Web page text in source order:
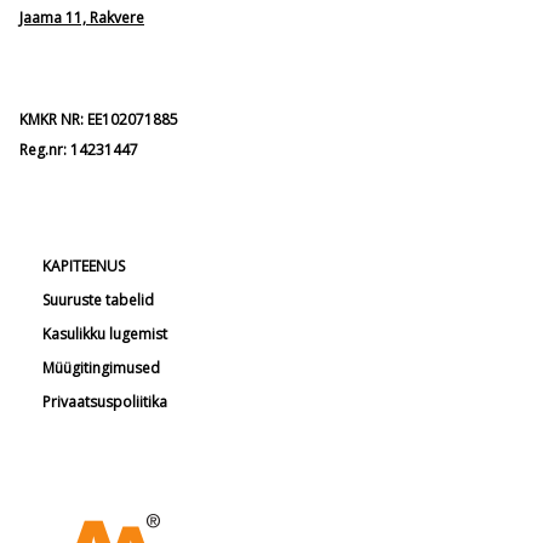
Jaama 11, Rakvere
KMKR NR: EE102071885
Reg.nr: 14231447
KAPITEENUS
Suuruste tabelid
Kasulikku lugemist
Müügitingimused
Privaatsuspoliitika